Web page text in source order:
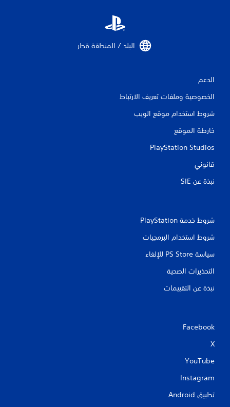
البلد / المنطقة قطر‏
الدعم
الخصوصية وملفات تعريف الارتباط
شروط استخدام موقع الويب
خارطة الموقع
PlayStation Studios
قانوني
نبذة عن SIE‏
شروط خدمة PlayStation‏
شروط استخدام البرمجيات
سياسة PS Store للإلغاء
التحذيرات الصحية
نبذة عن التقييمات
Facebook
X
YouTube
Instagram
تطبيق Android‏